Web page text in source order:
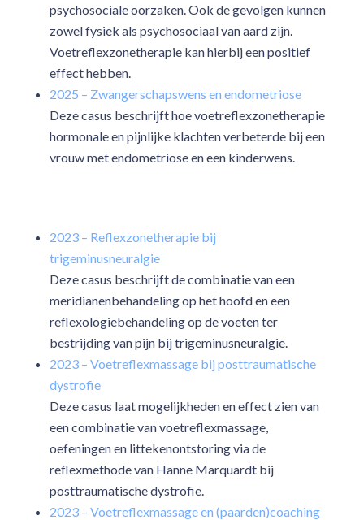
psychosociale oorzaken. Ook de gevolgen kunnen
zowel fysiek als psychosociaal van aard zijn.
Voetreflexzonetherapie kan hierbij een positief
effect hebben.
2025 – Zwangerschapswens en endometriose
Deze casus beschrijft hoe voetreflexzonetherapie
hormonale en pijnlijke klachten verbeterde bij een
vrouw met endometriose en een kinderwens.
2023 – Reflexzonetherapie bij
trigeminusneuralgie
Deze casus beschrijft de combinatie van een
meridianenbehandeling op het hoofd en een
reflexologiebehandeling op de voeten ter
bestrijding van pijn bij trigeminusneuralgie.
2023 – Voetreflexmassage bij posttraumatische
dystrofie
Deze casus laat mogelijkheden en effect zien van
een combinatie van voetreflexmassage,
oefeningen en littekenontstoring via de
reflexmethode van Hanne Marquardt bij
posttraumatische dystrofie.
2023 – Voetreflexmassage en (paarden)coaching